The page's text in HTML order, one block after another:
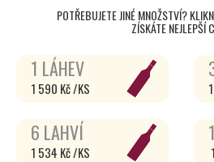
POTŘEBUJETE JINÉ MNOŽSTVÍ?
ZÍSKÁTE NEJLEPŠÍ
1 LÁHEV
1 590 Kč /KS
6 LAHVÍ
1 534 Kč /KS